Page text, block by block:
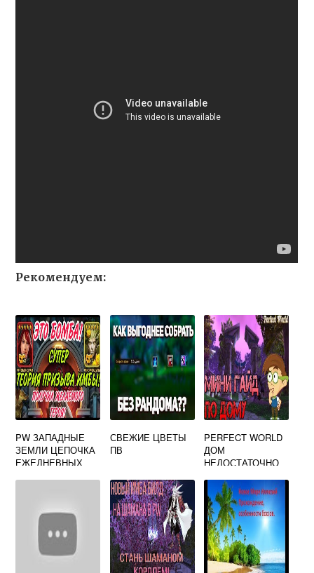
Рекомендуем:
PW ЗАПАДНЫЕ
ЗЕМЛИ ЦЕПОЧКА
ЕЖЕДНЕВНЫХ
СВЕЖИЕ ЦВЕТЫ
ПВ
PERFECT WORLD
ДОМ
НЕДОСТАТОЧНО
ИСТОРИЧЕСКИЙ
УРОВЕНЬ